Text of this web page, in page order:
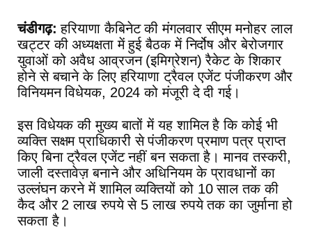
चंडीगढ़: हरियाणा कैबिनेट की मंगलवार सीएम मनोहर लाल
खट्टर की अध्यक्षता में हुई बैठक में निर्दोष और बेरोजगार
युवाओं को अवैध आव्रजन (इमिग्रेशन) रैकेट के शिकार
होने से बचाने के लिए हरियाणा ट्रैवल एजेंट पंजीकरण और
विनियमन विधेयक, 2024 को मंजूरी दे दी गई।
इस विधेयक की मुख्य बातों में यह शामिल है कि कोई भी
व्यक्ति सक्षम प्राधिकारी से पंजीकरण प्रमाण पत्र प्राप्त
किए बिना ट्रैवल एजेंट नहीं बन सकता है। मानव तस्करी,
जाली दस्तावेज़ बनाने और अधिनियम के प्रावधानों का
उल्लंघन करने में शामिल व्यक्तियों को 10 साल तक की
कैद और 2 लाख रुपये से 5 लाख रुपये तक का जुर्माना हो
सकता है।